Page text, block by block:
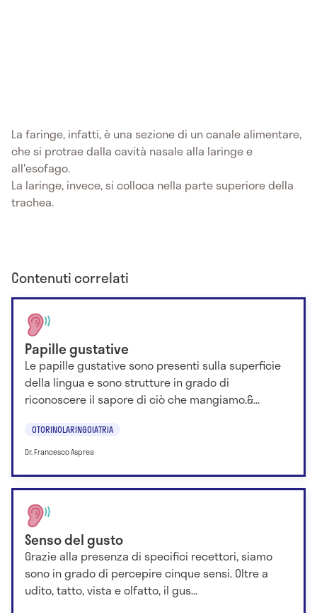
La faringe, infatti, è una sezione di un canale alimentare,
che si protrae dalla cavità nasale alla laringe e
all'esofago.
La laringe, invece, si colloca nella parte superiore della
trachea.
Contenuti correlati
Papille gustative
Le papille gustative sono presenti sulla superficie
della lingua e sono strutture in grado di
riconoscere il sapore di ciò che mangiamo.&...
OTORINOLARINGOIATRIA
Dr. Francesco Asprea
Senso del gusto
Grazie alla presenza di specifici recettori, siamo
sono in grado di percepire cinque sensi. Oltre a
udito, tatto, vista e olfatto, il gus...